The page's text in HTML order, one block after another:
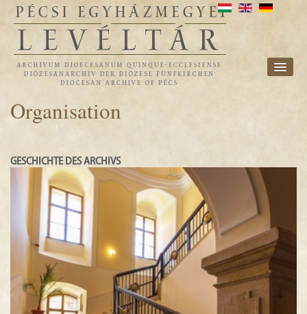
FONDVERZEICHNIS
FORSCHUNG
IMPRESSUM
NEWS
E-ARCHIV
DIÖZESE
Organisation
GESCHICHTE DES ARCHIVS